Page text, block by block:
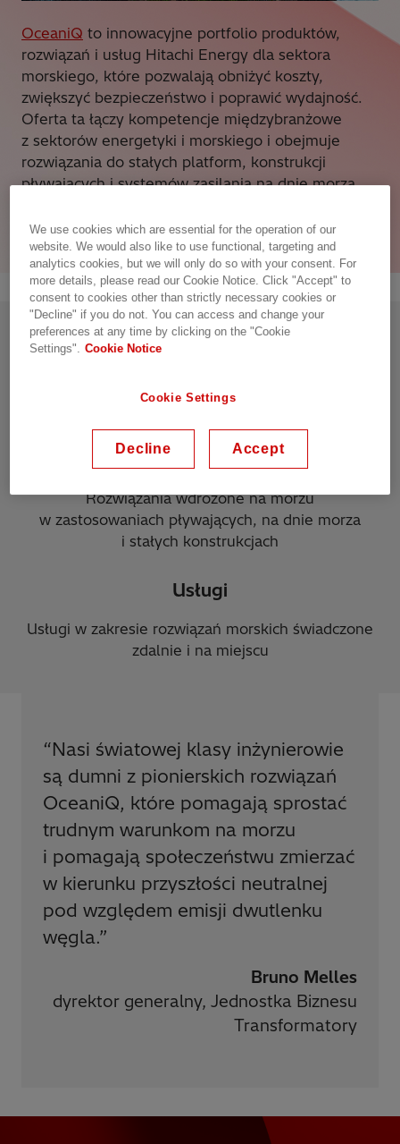
OceaniQ to innowacyjne portfolio produktów,
rozwiązań i usług Hitachi Energy dla sektora
morskiego, które pozwalają obniżyć koszty,
zwiększyć bezpieczeństwo i poprawić wydajność.
Oferta ta łączy kompetencje międzybranżowe
z sektorów energetyki i morskiego i obejmuje
rozwiązania do stałych platform, konstrukcji
pływających i systemów zasilania na dnie morza,
wiatrowych, przybrzeżnych i morskich.
Produkty
Specjalnie zaprojektowane i wzmocnione pod
kątem zastosowań w środowisku morskim
Rozwiązania
Rozwiązania wdrożone na morzu
w zastosowaniach pływających, na dnie morza
i stałych konstrukcjach
Usługi
Usługi w zakresie rozwiązań morskich świadczone
zdalnie i na miejscu
“Nasi światowej klasy inżynierowie
są dumni z pionierskich rozwiązań
OceaniQ, które pomagają sprostać
trudnym warunkom na morzu
i pomagają społeczeństwu zmierzać
w kierunku przyszłości neutralnej
pod względem emisji dwutlenku
węgla.”
Bruno Melles
dyrektor generalny, Jednostka Biznesu
Transformatory
We use cookies which are essential for the operation of our
website. We would also like to use functional, targeting and
analytics cookies, but we will only do so with your consent. For
more details, please read our Cookie Notice. Click "Accept" to
consent to cookies other than strictly necessary cookies or
"Decline" if you do not. You can access and change your
preferences at any time by clicking on the "Cookie
Settings". Cookie Notice
Cookie Settings
Decline Accept